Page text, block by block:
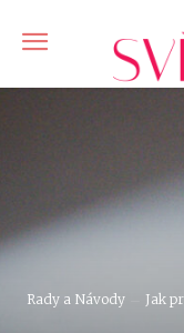
Rady a Návody
Jak